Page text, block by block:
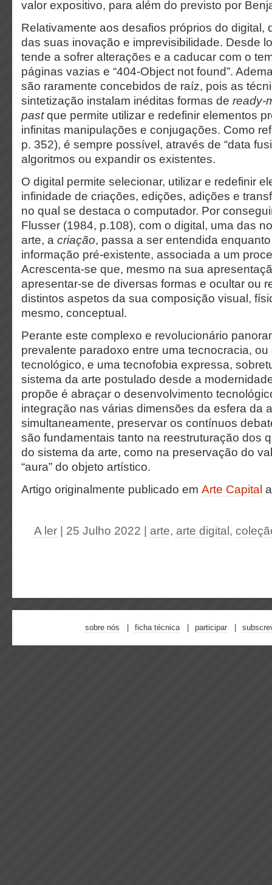
valor expositivo, para além do previsto por
Relativamente aos desafios próprios do digital,
das suas inovação e imprevisibilidade. Desde
tende a sofrer alterações e a caducar com o
páginas vazias e “404-Object not found”.
são raramente concebidos de raíz, pois as
sintetização instalam inéditas formas de ready-
pastque permite utilizar e redefinir elementos
infinitas manipulações e conjugações. Como
p. 352), é sempre possível, através de “data
algoritmos ou expandir os existentes.
O digital permite selecionar, utilizar e redefinir
infinidade de criações, edições, adições e
no qual se destaca o computador. Por
Flusser (1984, p.108), com o digital, uma das
arte, a criação, passa a ser entendida
informação pré-existente, associada a um
Acrescenta-se que, mesmo na sua
apresentar-se de diversas formas e ocultar ou
distintos aspetos da sua composição visual,
mesmo, conceptual.
Perante este complexo e revolucionário
prevalente paradoxo entre uma tecnocracia, ou
tecnológico, e uma tecnofobia expressa,
sistema da arte postulado desde a
propõe é abraçar o desenvolvimento
integração nas várias dimensões da esfera da
simultaneamente, preservar os contínuos
são fundamentais tanto na reestruturação dos
do sistema da arte, como na preservação do
“aura” do objeto artístico.
Artigo originalmente publicado em Arte Capital
A ler | 25 Julho 2022 arte, arte digital ,
sobre nós ficha técnica participar